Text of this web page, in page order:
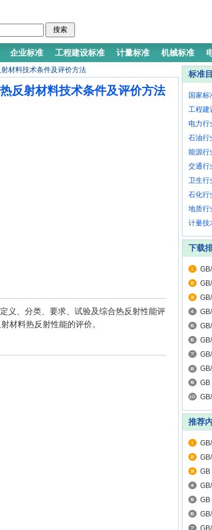
企业标准 工程建设标准 计量标准 机械标准
材料技术条件及评价方法
反射材料技术条件及评价方法
义、分类、要求、试验及综合热反射性能评
料热反射性能的评价。
标准
国家标
工程建
电力行
石油行
能源行
交通行
卫生行
石化行
地质行
计量技
下载
的
及
术
GB
分
推荐
GB
第
量
GB
求